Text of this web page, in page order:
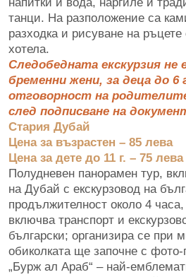
танци. На разположение са
разходка и рисуване на
хотела.
Следобедната екскурзия не
бременни жени, за деца до 6
отговорност на
след подписване на
Стария Дубай
Цена за възрастен – 85 лева
Цена за дете до 11 г. – 75 лева
Полудневен панорамен тур,
на Дубай с екскурзовод на
продължителност около 4
включва транспорт и
български; организира се при
обиколката ще започне с фото-
„Бурж ал Араб“ – най-